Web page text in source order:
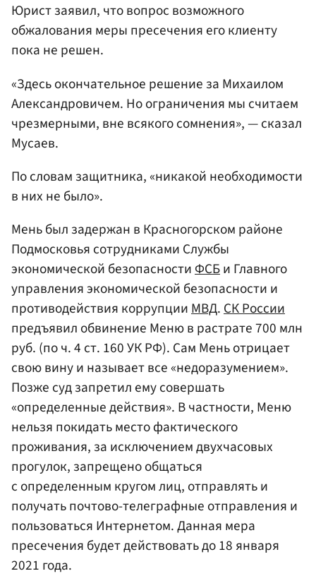
Юрист заявил, что вопрос возможного
обжалования меры пресечения его клиенту
пока не решен.
«Здесь окончательное решение за Михаилом
Александровичем. Но ограничения мы считаем
чрезмерными, вне всякого сомнения», — сказал
Мусаев.
По словам защитника, «никакой необходимости
в них не было».
Мень был задержан в Красногорском районе
Подмосковья сотрудниками Службы
экономической безопасностиФСБи Главного
управления экономической безопасности и
противодействия коррупцииМВД.СК России
предъявил обвинение Меню в растрате 700 млн
руб. (по ч. 4 ст. 160 УК РФ). Сам Мень отрицает
свою вину и называет все «недоразумением».
Позже суд запретил ему совершать
«определенные действия». В частности, Меню
нельзя покидать место фактического
проживания, за исключением двухчасовых
прогулок, запрещено общаться
с определенным кругом лиц, отправлять и
получать почтово-телеграфные отправления и
пользоваться Интернетом. Данная мера
пресечения будет действовать до 18 января
2021 года.